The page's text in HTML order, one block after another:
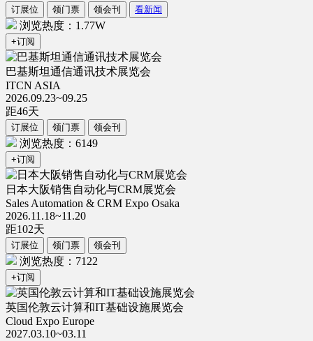
订展位 领门票 领会刊 看新闻
浏览热度：1.77W
+订阅
巴基斯坦通信通讯技术展览会
ITCN ASIA
2026.09.23~09.25
距46天
订展位 领门票 领会刊
浏览热度：6149
+订阅
日本大阪销售自动化与CRM展览会
Sales Automation & CRM Expo Osaka
2026.11.18~11.20
距102天
订展位 领门票 领会刊
浏览热度：7122
+订阅
英国伦敦云计算和IT基础设施展览会
Cloud Expo Europe
2027.03.10~03.11